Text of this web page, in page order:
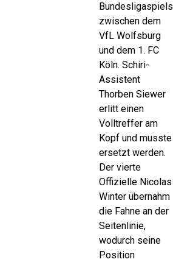
Bundesligaspiels
zwischen dem
VfL Wolfsburg
und dem 1. FC
Köln. Schiri-
Assistent
Thorben Siewer
erlitt einen
Volltreffer am
Kopf und musste
ersetzt werden.
Der vierte
Offizielle Nicolas
Winter übernahm
die Fahne an der
Seitenlinie,
wodurch seine
Position